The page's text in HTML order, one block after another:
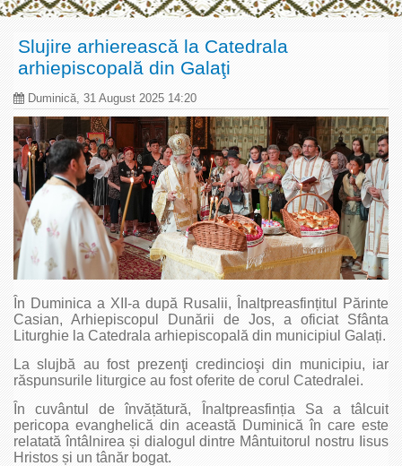
Slujire arhierească la Catedrala
arhiepiscopală din Galaţi
Duminică, 31 August 2025 14:20
În Duminica a XII-a după Rusalii, Înaltpreasfințitul Părinte
Casian, Arhiepiscopul Dunării de Jos, a oficiat Sfânta
Liturghie la Catedrala arhiepiscopală din municipiul Galați.
La slujbă au fost prezenţi credincioşi din municipiu, iar
răspunsurile liturgice au fost oferite de corul Catedralei.
În cuvântul de învățătură, Înaltprea­sfinția Sa a tâlcuit
pericopa evanghelică din această Duminică în care este
relatată întâlnirea și dialogul dintre Mântuitorul nostru Iisus
Hristos și un tânăr bogat.